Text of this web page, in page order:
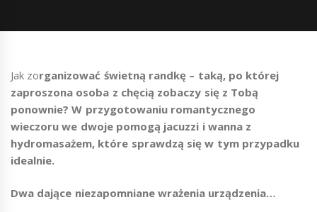
Jak zorganizować świetną randkę – taką, po której
zaproszona osoba z chęcią zobaczy się z Tobą
ponownie? W przygotowaniu romantycznego
wieczoru we dwoje pomogą jacuzzi i wanna z
hydromasażem, które sprawdzą się w tym przypadku
idealnie.
Dwa dające niezapomniane wrażenia urządzenia…